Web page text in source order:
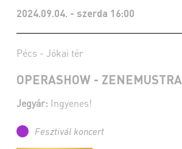
2024.09.04. - szerda 16:00
Pécs - Jókai tér
OPERASHOW - ZENEMUSTRA
Jegyár: Ingyenes!
Fesztivál koncert